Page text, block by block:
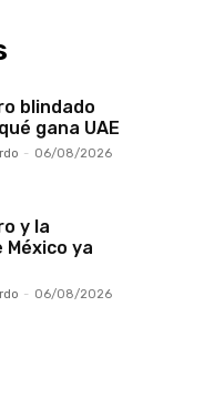
blindado
gana UAE
- 06/08/2026
y la
ya
- 06/08/2026